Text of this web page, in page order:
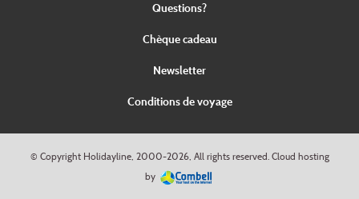
Questions?
Chèque cadeau
Newsletter
Conditions de voyage
© Copyright Holidayline, 2000-2026, All rights reserved. Cloud hosting
by